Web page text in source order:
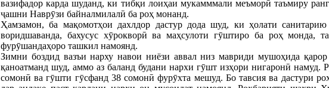
вазифадор карда шуданд, ки тибқи лоиҳаи мукамммали меъморӣ таъмиру
ҷашни Наврӯзи байналмилалӣ ба роҳ монанд.
Ҳамзамон, ба мақомотҳои дахлдор дастур дода шуд, ки ҳолати санитарию
воридшаванда, бахусус хӯрокворӣ ва маҳсулоти гӯштиро ба роҳ монда,
фурӯшандаҳоро ташкил намоянд.
Зимни боздид вазъи нарху навои ниёзи аввал низ мавриди мушоҳида
қаноатманд шуд, аммо аз баланд будани нархи гӯшт изҳори нигаронӣ
сомонӣ ва гӯшти гӯсфанд 38 сомонӣ фурӯхта мешуд. Бо тавсия ва дастури